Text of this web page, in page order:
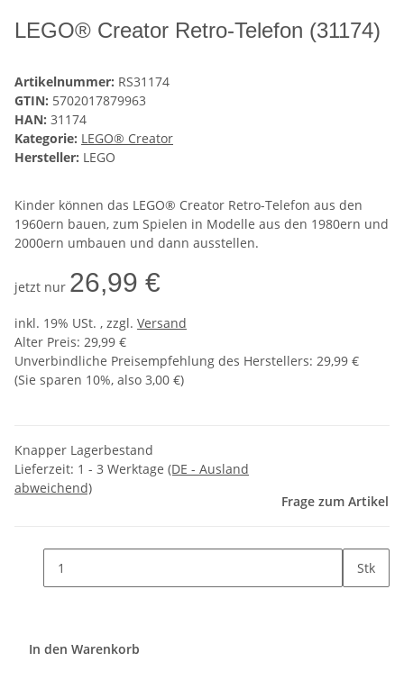
LEGO® Creator Retro-Telefon (31174)
Artikelnummer: RS31174
GTIN: 5702017879963
HAN: 31174
Kategorie: LEGO® Creator
Hersteller: LEGO
Kinder können das LEGO® Creator Retro-Telefon aus den
1960ern bauen, zum Spielen in Modelle aus den 1980ern und
2000ern umbauen und dann ausstellen.
jetzt nur 26,99 €
inkl. 19% USt. , zzgl. Versand
Alter Preis: 29,99 €
Unverbindliche Preisempfehlung des Herstellers: 29,99 €
(Sie sparen 10%, also 3,00 €)
Knapper Lagerbestand
Lieferzeit: 1 - 3 Werktage (DE - Ausland
abweichend)
Frage zum Artikel
Stk
In den Warenkorb